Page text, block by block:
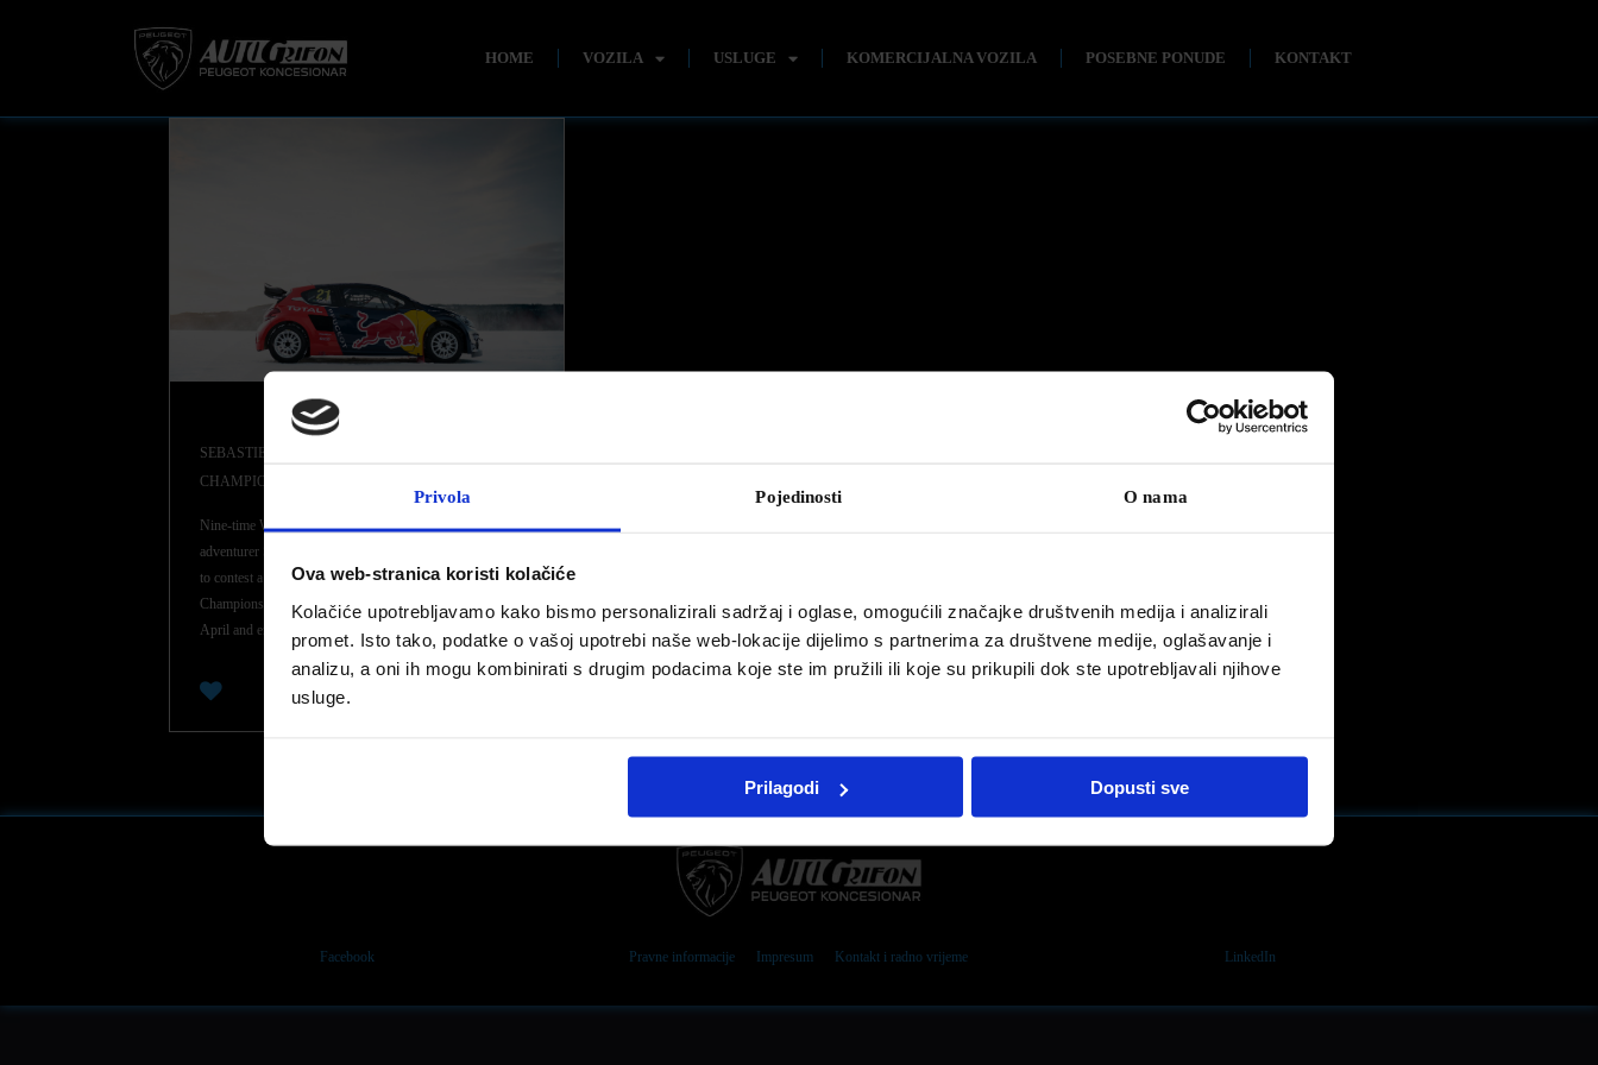
Privola Pojedinosti O nama
Ova web-stranica koristi kolačiće
Kolačiće upotrebljavamo kako bismo personalizirali sadržaj i oglase, omogućili značajke društvenih medija i analizirali
promet. Isto tako, podatke o vašoj upotrebi naše web-lokacije dijelimo s partnerima za društvene medije, oglašavanje i
analizu, a oni ih mogu kombinirati s drugim podacima koje ste im pružili ili koje su prikupili dok ste upotrebljavali njihove
usluge.
Prilagodi Dopusti sve
HOME VOZILA USLUGE KOMERCIJALNA VOZILA POSEBNE PONUDE KONTAKT
SEBASTIEN LOEB JOINS RALLYCROSS WORLD
CHAMPION TEAM PEUGEOT HANSEN
Nine-time World Rally Champion, racing driver, and Dakar
adventurer Sebastien Loeb will join Team Peugeot Hansen
to contest a full season of the FIA World Rallycross
Championship this season, which starts in Portugal on 15
April and ends up in Argentina on 27 November.
Facebook Pravne informacije Impresum Kontakt i radno vrijeme LinkedIn